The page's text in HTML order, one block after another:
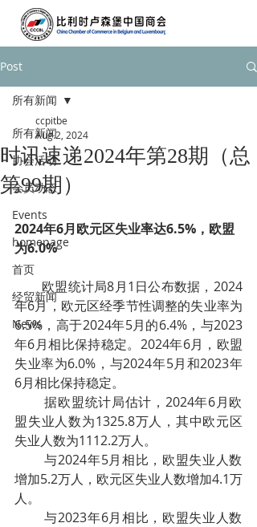
Post
所有新闻
协会活动
会员动态
Events
homepage
首页
经贸新闻
News
所有新闻
时讯速递2024年第28期（总
第99期）
ccpitbe
Aug 2, 2024
2024年6月欧元区失业率达6.5%，欧盟
为6.0%
年6月，欧元区经季节性调整的失业率为
6.5%，高于2024年5月的6.4%，与2023
年6月相比保持稳定。2024年6月，欧盟
失业率为6.0%，与2024年5月和2023年
6月相比保持稳定。
        据欧盟统计局估计，2024年6月欧
盟失业人数为1325.8万人，其中欧元区
失业人数为1112.2万人。
        与2024年5月相比，欧盟失业人数
增加5.2万人，欧元区失业人数增加4.1万
人。
        与2023年6月相比，欧盟失业人数